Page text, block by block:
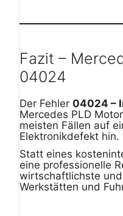
Fazit –
04024
Der Fehler 04024 –
Mercedes PLD
meisten Fällen auf
Elektronikdefekt hin.
Statt eines
eine professionelle
wirtschaftlichste
Werkstätten und